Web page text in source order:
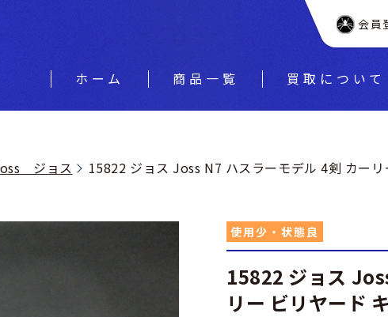
会員
ホーム 商品一覧 買取について
ジョス 15822 ジョス Joss N7 ハスラーモデル 4剣 カー
使用少・状態良
15822 ジョス
リー ビリヤード